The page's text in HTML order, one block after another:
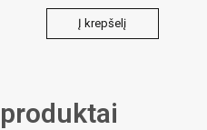
Į krepšelį